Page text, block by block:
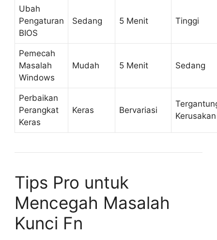
Ubah
Pengaturan
BIOS
Sedang 5 Menit Tinggi
Pemecah
Masalah
Windows
Mudah 5 Menit Sedang
Perbaikan
Perangkat
Keras
Keras Bervariasi
Kerusakan
Tips Pro untuk
Mencegah Masalah
Kunci Fn